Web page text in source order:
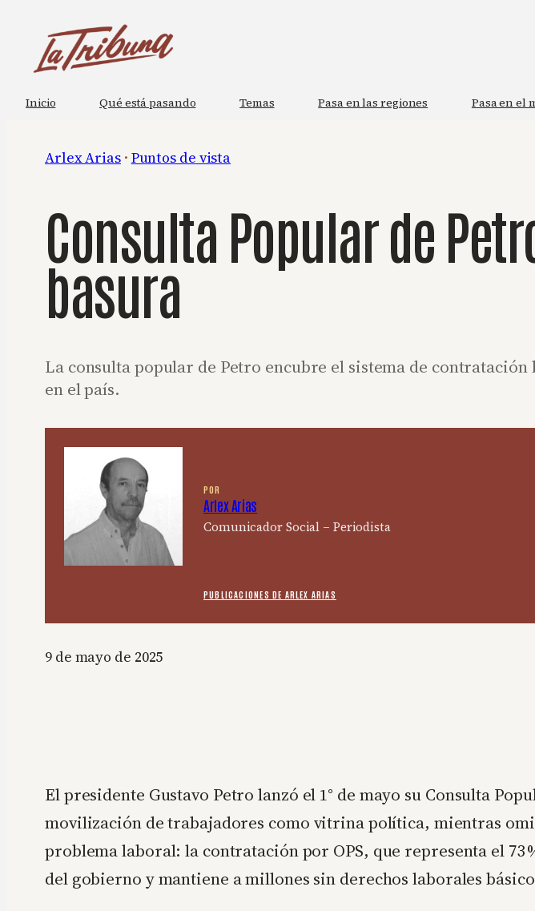
contenido
Inicio Qué está pasando Temas Pasa en las regiones Pasa en el
Arlex Arias · Puntos de vista
Consulta Popular de
basura
La consulta popular de Petro encubre el sistema de
en el país.
POR
Arlex Arias
Comunicador Social – Periodista
PUBLICACIONES DE ARLEX ARIAS
9 de mayo de 2025
El presidente Gustavo Petro lanzó el 1° de mayo su Consulta
movilización de trabajadores como vitrina política, mientras
problema laboral: la contratación por OPS, que representa el 73
del gobierno y mantiene a millones sin derechos laborales